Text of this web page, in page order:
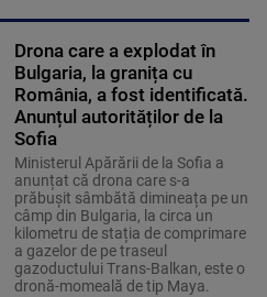
Drona care a explodat în
Bulgaria, la granița cu
România, a fost identificată.
Anunțul autorităților de la
Sofia
Ministerul Apărării de la Sofia a
anunțat că drona care s-a
prăbușit sâmbătă dimineața pe un
câmp din Bulgaria, la circa un
kilometru de stația de comprimare
a gazelor de pe traseul
gazoductului Trans-Balkan, este o
dronă-momeală de tip Maya.